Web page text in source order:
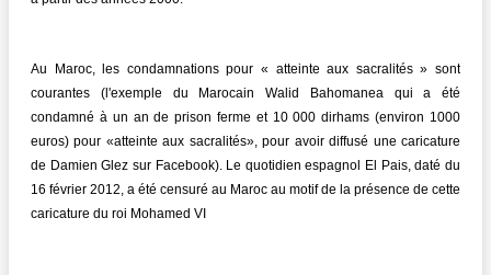
Au Maroc, les condamnations pour « atteinte aux sacralités » sont
courantes (l'exemple du Marocain Walid Bahomanea qui a été
condamné à un an de prison ferme et 10 000 dirhams (environ 1000
euros) pour «atteinte aux sacralités», pour avoir diffusé une caricature
de Damien Glez sur Facebook). Le quotidien espagnol El Pais, daté du
16 février 2012, a été censuré au Maroc au motif de la présence de cette
caricature du roi Mohamed VI